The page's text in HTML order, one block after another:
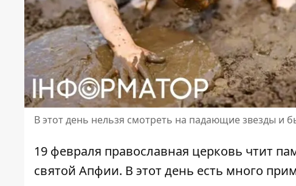
В этот день нельзя смотреть на падающие звезды и
19 февраля православная церковь чтит
святой Апфии. В этот день есть много